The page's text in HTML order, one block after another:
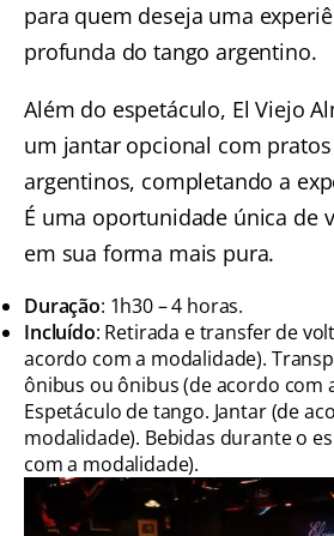
para quem deseja uma
profunda do tango argentino.
Além do espetáculo, El Viejo
um jantar opcional com
argentinos, completando a
É uma oportunidade única de
em sua forma mais pura.
Duração: 1h30 – 4 horas.
Incluído: Retirada e transfer de
acordo com a modalidade).
ônibus ou ônibus (de acordo com
Espetáculo de tango. Jantar (de
modalidade). Bebidas durante o
com a modalidade).